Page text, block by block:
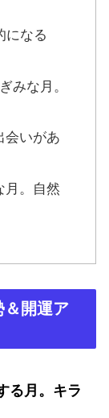
になる
みな月。
会いがあ
月。自然
＆開運ア
る月。キラ